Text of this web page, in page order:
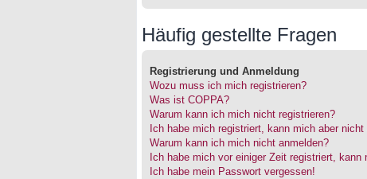
Häufig gestellte Fragen
Registrierung und Anmeldung
Wozu muss ich mich registrieren?
Was ist COPPA?
Warum kann ich mich nicht registrieren?
Ich habe mich registriert, kann mich aber nicht
Warum kann ich mich nicht anmelden?
Ich habe mich vor einiger Zeit registriert,
Ich habe mein Passwort vergessen!